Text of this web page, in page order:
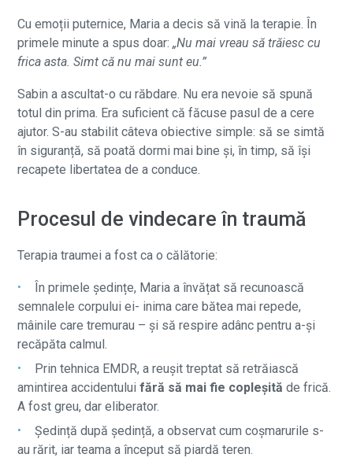
Cu emoții puternice, Maria a decis să vină la terapie. În
primele minute a spus doar:„Nu mai vreau să trăiesc cu
frica asta. Simt că nu mai sunt eu.”
Sabin a ascultat-o cu răbdare. Nu era nevoie să spună
totul din prima. Era suficient că făcuse pasul de a cere
ajutor. S-au stabilit câteva obiective simple: să se simtă
în siguranță, să poată dormi mai bine și, în timp, să își
recapete libertatea de a conduce.
Procesul de vindecare în traumă
Terapia traumei a fost ca o călătorie:
În primele ședințe, Maria a învățat să recunoască
semnalele corpului ei- inima care bătea mai repede,
mâinile care tremurau – și să respire adânc pentru a-și
recăpăta calmul.
Prin tehnica EMDR, a reușit treptat să retrăiască
amintirea accidentuluifără să mai fie copleșită de frică.
A fost greu, dar eliberator.
Ședință după ședință, a observat cum coșmarurile s-
au rărit, iar teama a început să piardă teren.